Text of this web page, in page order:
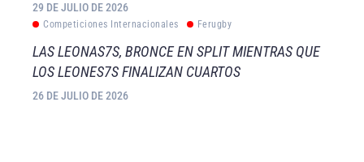
29 DE JULIO DE 2026
Competiciones Internacionales Ferugby
LAS LEONAS7S, BRONCE EN SPLIT MIENTRAS QUE
LOS LEONES7S FINALIZAN CUARTOS
26 DE JULIO DE 2026